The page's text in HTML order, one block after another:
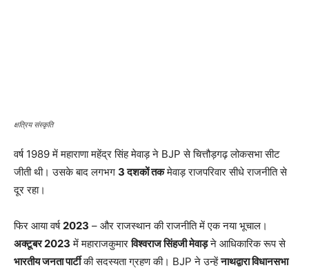
क्षत्रिय संस्कृति
वर्ष 1989 में महाराणा महेंद्र सिंह मेवाड़ ने BJP से चित्तौड़गढ़ लोकसभा सीट
जीती थी। उसके बाद लगभग 3 दशकों तकमेवाड़ राजपरिवार सीधे राजनीति से
दूर रहा।
फिर आया वर्ष2023 – और राजस्थान की राजनीति में एक नया भूचाल।
अक्टूबर 2023 में महाराजकुमारविश्वराज सिंहजी मेवाड़ने आधिकारिक रूप से
भारतीय जनता पार्टीकी सदस्यता ग्रहण की। BJP ने उन्हेंनाथद्वारा विधानसभा